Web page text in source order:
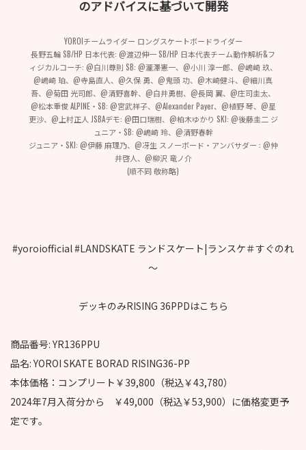
のアドバイスに基づいて開発
YOROIチームライダー ロングスケートボードライダー
長野五輪 SB/HP 日本代表: @渡辺伸一 SB/HP 日本代表チーム動作解析&フ
ィジカルコーチ: @白川尊則 SB: @瀧澤憲一、@小川 淳一郎、@嶋崎 玖、
@嶋崎 珀、@寺島直人、@久保 勇、@鬼頭 功、@木崎健斗、@細川真
吾、@菊田 光司郎、@清野喜幹、@白井勇樹、@長岡 翼、@庄司圭太、
@松本重俊 ALPINE・SB: @宮武祥子、@Alexander Payer、@植野 琴、@星
更沙、@上村正人 JSBAデモ: @田口瑞樹、@柏木ゆかり SKI: @後藤圭二 ジ
ュニア・SB: @嶋崎 玲、@清野春幹
ジュニア・SKI: @伊藤 麻理乃、@冴生 スノーボード・アンバサダー : @仲
井啓人、@柳沢 竜ノ介
(順不同 敬称略)
#yoroiofficial #LANDSKATE ランドスケート|ランスケ＃すぐのれ
～
デッキのみRISING 36PPDはこちら
商品番号: YR136PPU
品名: YOROI SKATE BORAD RISING36-PP
本体価格：コンプリート￥39,800（税込￥43,780）
2024年7月入荷分から ￥49,000（税込￥53,900）に価格変更予
定です。